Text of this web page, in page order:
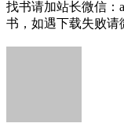
找书请加站长微信：
书，如遇下载失败请